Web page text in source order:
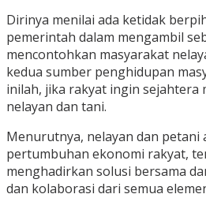
Dirinya menilai ada ketidak
pemerintah dalam mengambil
mencontohkan masyarakat
kedua sumber penghidupan
inilah, jika rakyat ingin sejahtera
nelayan dan tani.
Menurutnya, nelayan dan petani
pertumbuhan ekonomi rakyat,
menghadirkan solusi bersama
dan kolaborasi dari semua